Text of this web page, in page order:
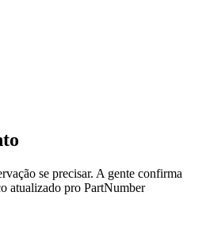
se precisar. A gente confirma
atualizado pro PartNumber